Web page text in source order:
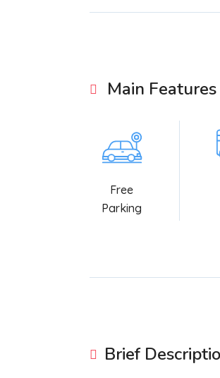
Main Features
Free
Parking
Brief